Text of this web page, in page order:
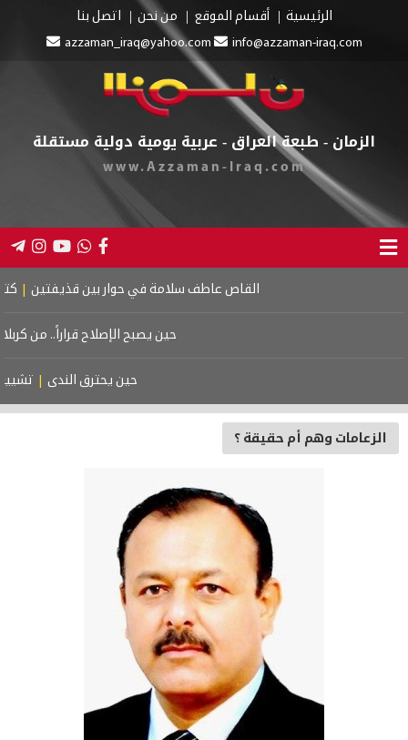
الرئيسية أقسام الموقع من نحن
اتصل بنا
azzaman_iraq@yahoo.com
info@azzaman-iraq.com
الزمان - طبعة العراق - عربية يومية دولية مستقلة
www.Azzaman-Iraq.com
القاص عاطف سلامة في حوار بين قذيفتين | كتاب
حين يصبح الإصلاح قراراً.. من كربلاء
حين يحترق الندى | تشييع
الزعامات وهم أم حقيقة ؟